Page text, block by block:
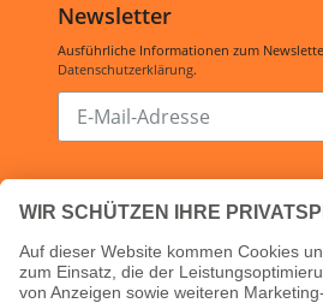
Newsletter
Ausführliche Informationen zum
Datenschutzerklärung.
Abonnieren
unsere
Öffnungszeiten:
Shop:24/7
Ladenlokal: